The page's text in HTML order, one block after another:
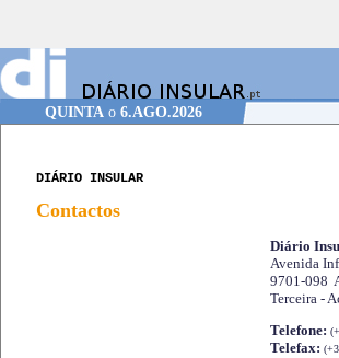
QUINTAo 6.AGO.2026
DIÁRIO INSULAR
Contactos
Diário
Avenida
9701-098
Terceira -
Telefone:
Telefax: